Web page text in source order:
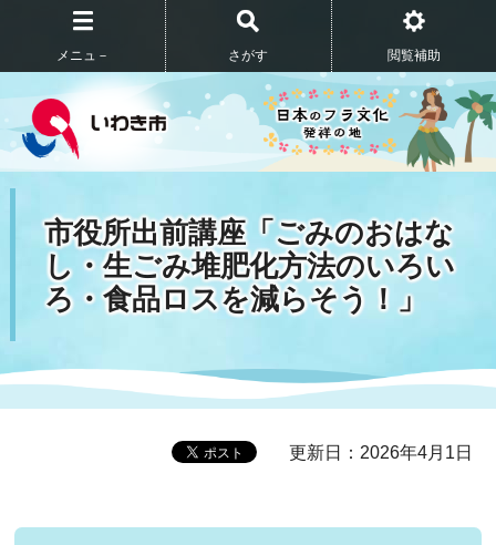
メニュ－ さがす 閲覧補助
市役所出前講座「ごみのおはな
し・生ごみ堆肥化方法のいろい
ろ・食品ロスを減らそう！」
更新日：2026年4月1日